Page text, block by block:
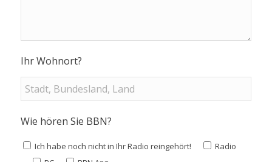
Ihr Wohnort?
Wie hören Sie BBN?
Ich habe noch nicht in Ihr Radio reingehört!
Radio